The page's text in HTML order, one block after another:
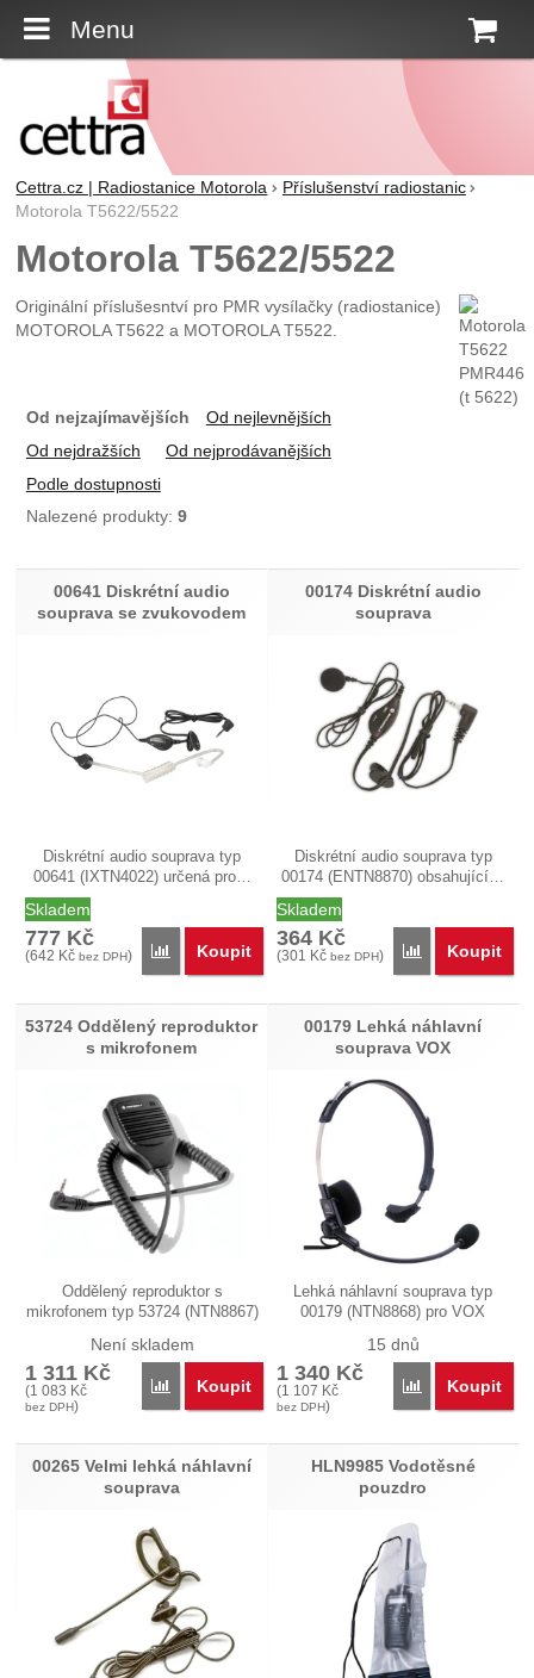
Menu
Cettra.cz | Radiostanice Motorola
Příslušenství radiostanic
Motorola T5622/5522
Motorola T5622/5522
Originální příslušesntví pro PMR vysílačky (radiostanice)
MOTOROLA T5622 a MOTOROLA T5522.
Od nejzajímavějších
Od nejlevnějších
Od nejdražších
Od nejprodávanějších
Podle dostupnosti
Nalezené produkty: 9
Produkty
00641 Diskrétní audio
souprava se zvukovodem
Diskrétní audio souprava typ
00641 (IXTN4022) určená pro…
Skladem
777 Kč
(642 Kč bez DPH) Přidat '00641 Diskrétní audio souprava se
Koupit
00174 Diskrétní audio
souprava
Diskrétní audio souprava typ
00174 (ENTN8870) obsahující…
Skladem
364 Kč
(301 Kč bez DPH) Přidat '00174
Koupit
53724 Oddělený reproduktor
s mikrofonem
Oddělený reproduktor s
mikrofonem typ 53724 (NTN8867)
Není skladem
1 311 Kč
(1 083 Kč
bez DPH)
Přidat '53724 Oddělený reproduktor s mikrofonem'
Koupit
00179 Lehká náhlavní
souprava VOX
Lehká náhlavní souprava typ
00179 (NTN8868) pro VOX
15 dnů
1 340 Kč
(1 107 Kč
bez DPH)
Přidat '00179
Koupit
00265 Velmi lehká náhlavní
souprava
HLN9985 Vodotěsné
pouzdro